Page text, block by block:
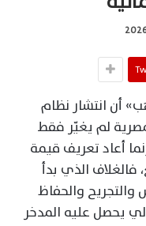
أن انتشار نظام
لم يغيّر فقط
أعاد تعريف قيمة
فالغلاف الذي بدأ
والحفاظ
يحصل عليه المدخر